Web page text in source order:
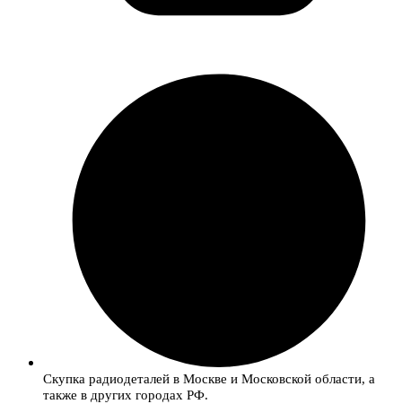
Скупка радиодеталей в Москве и Московской области, а
также в других городах РФ.